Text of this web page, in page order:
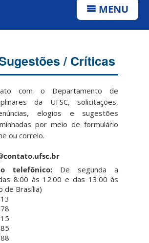
MENU
/ Críticas
com o Departamento de
da UFSC, solicitações,
elogios e sugestões
por meio de formulário
ou correio.
telefônico: De segunda a
8:00 às 12:00 e das 13:00 às
de Brasília)